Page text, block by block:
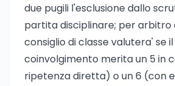
due pugili l'esclusione dallo
partita disciplinare; per
consiglio di classe valutera' se il
coinvolgimento merita un 5 in
ripetenza diretta) o un 6 (con